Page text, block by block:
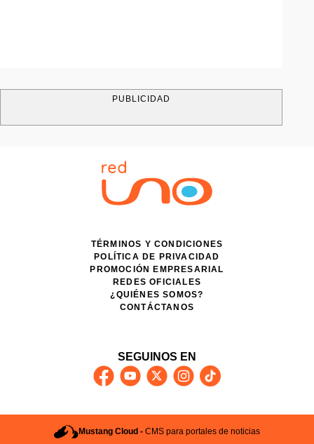
PUBLICIDAD
TÉRMINOS Y CONDICIONES
POLÍTICA DE PRIVACIDAD
PROMOCIÓN EMPRESARIAL
REDES OFICIALES
¿QUIÉNES SOMOS?
CONTÁCTANOS
SEGUINOS EN
Mustang Cloud -CMS para portales de noticias